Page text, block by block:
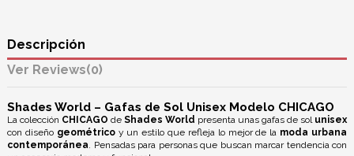
Descripción
Reviews(0)
Shades World – Gafas de Sol Unisex Modelo CHICAGO
La colección CHICAGO de Shades World presenta unas gafas de sol unisex
con diseño geométricoy un estilo que refleja lo mejor de la moda urbana
contemporánea. Pensadas para personas que buscan marcar tendencia con